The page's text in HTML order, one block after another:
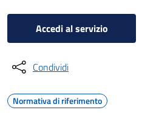
Accedi al servizio
Condividi
Normativa di riferimento